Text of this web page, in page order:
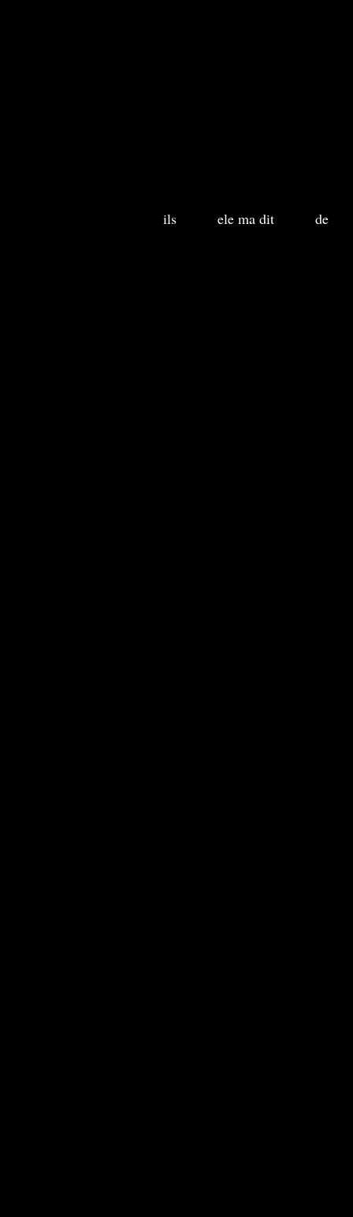
ils ele ma dit de